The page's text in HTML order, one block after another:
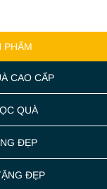
PHẨM
CAO CẤP
QUÀ
ĐẸP
ĐẸP